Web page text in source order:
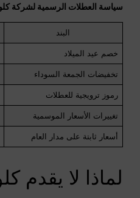
سياسة العطلات الرسمية لشركة
البند
خصم عيد الميلاد
تخفيضات الجمعة السوداء
رموز ترويجية للعطلات
تغييرات الأسعار الموسمية
أسعار ثابتة على مدار العام
لماذا لا يقدم